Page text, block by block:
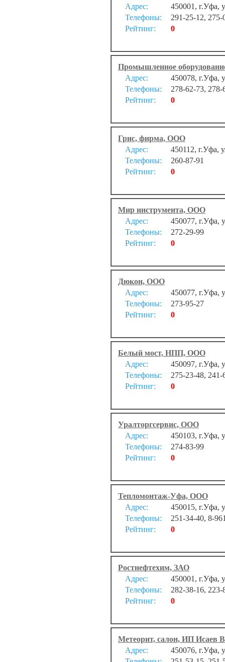
Адрес:
450001, г.Уфа,
Телефоны:
291-25-12,
Рейтинг:
0
Промышленное
Адрес:
450078, г.Уфа,
Телефоны:
278-62-73, 278-
Рейтинг:
0
Грис, фирма, ООО
Адрес:
450112, г.Уфа,
Телефоны:
260-87-91
Рейтинг:
0
Мир инструмента, ООО
Адрес:
450077, г.Уфа,
Телефоны:
272-29-99
Рейтинг:
0
Дюкон, ООО
Адрес:
450077, г.Уфа,
Телефоны:
273-95-27
Рейтинг:
0
Белый мост, НПП, ООО
Адрес:
450097, г.Уфа,
Телефоны:
275-23-48, 241-
Рейтинг:
0
Уралторгсервис, ООО
Адрес:
450103, г.Уфа,
Телефоны:
274-83-99
Рейтинг:
0
Тепломонтаж-Уфа, ООО
Адрес:
450015, г.Уфа,
Телефоны:
251-34-40, 8-
Рейтинг:
0
Ростнефтехим, ЗАО
Адрес:
450001, г.Уфа,
Телефоны:
282-38-16, 223-
Рейтинг:
0
Метеорит, салон, ИП Исаев
Адрес:
450076, г.Уфа,